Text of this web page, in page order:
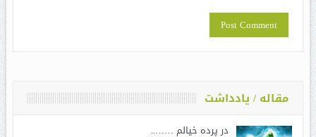
مقاله / یادداشت
در پرده خیالم ……..